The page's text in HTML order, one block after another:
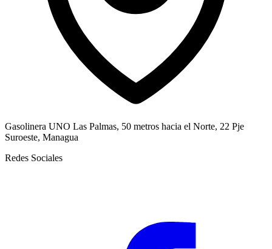
Gasolinera UNO Las Palmas, 50 metros hacia el Norte, 22 Pje
Suroeste, Managua
Redes Sociales